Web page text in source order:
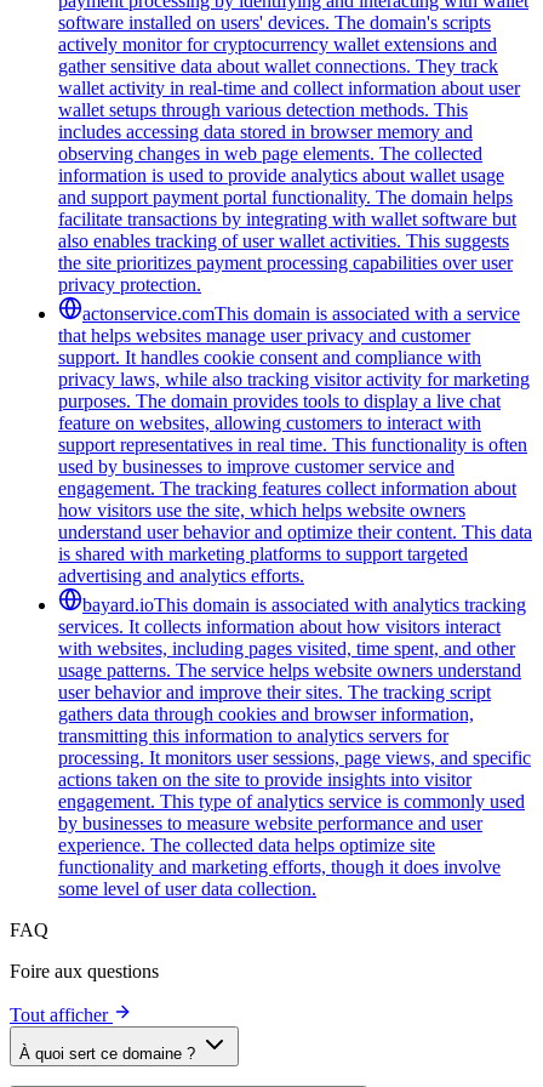
software installed on users' devices. The domain's scripts
actively monitor for cryptocurrency wallet extensions and
gather sensitive data about wallet connections. They track
wallet activity in real-time and collect information about user
wallet setups through various detection methods. This
includes accessing data stored in browser memory and
observing changes in web page elements. The collected
information is used to provide analytics about wallet usage
and support payment portal functionality. The domain helps
facilitate transactions by integrating with wallet software but
also enables tracking of user wallet activities. This suggests
the site prioritizes payment processing capabilities over user
privacy protection.
actonservice.comThis domain is associated with a service
that helps websites manage user privacy and customer
support. It handles cookie consent and compliance with
privacy laws, while also tracking visitor activity for marketing
purposes. The domain provides tools to display a live chat
feature on websites, allowing customers to interact with
support representatives in real time. This functionality is often
used by businesses to improve customer service and
engagement. The tracking features collect information about
how visitors use the site, which helps website owners
understand user behavior and optimize their content. This data
is shared with marketing platforms to support targeted
advertising and analytics efforts.
bayard.ioThis domain is associated with analytics tracking
services. It collects information about how visitors interact
with websites, including pages visited, time spent, and other
usage patterns. The service helps website owners understand
user behavior and improve their sites. The tracking script
gathers data through cookies and browser information,
transmitting this information to analytics servers for
processing. It monitors user sessions, page views, and specific
actions taken on the site to provide insights into visitor
engagement. This type of analytics service is commonly used
by businesses to measure website performance and user
experience. The collected data helps optimize site
functionality and marketing efforts, though it does involve
some level of user data collection.
FAQ
Foire aux questions
Tout afficher
À quoi sert ce domaine ?